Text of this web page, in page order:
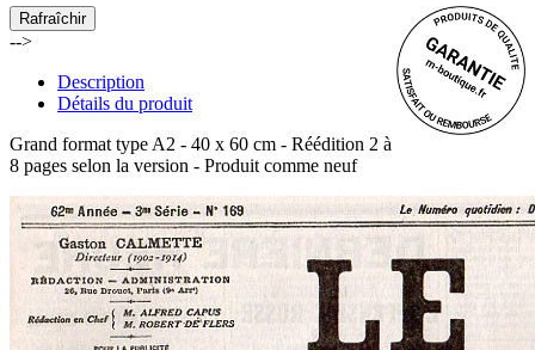
-->
Description
Détails du produit
Grand format type A2 - 40 x 60 cm - Réédition 2 à
8 pages selon la version - Produit comme neuf